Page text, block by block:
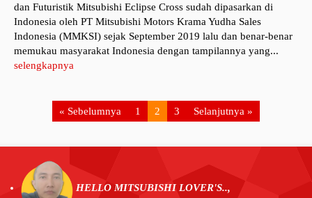
dan Futuristik Mitsubishi Eclipse Cross sudah dipasarkan di
Indonesia oleh PT Mitsubishi Motors Krama Yudha Sales
Indonesia (MMKSI) sejak September 2019 lalu dan benar-benar
memukau masyarakat Indonesia dengan tampilannya yang...
selengkapnya
« Sebelumnya 1 2 3 Selanjutnya »
HELLO MITSUBISHI LOVER'S..,